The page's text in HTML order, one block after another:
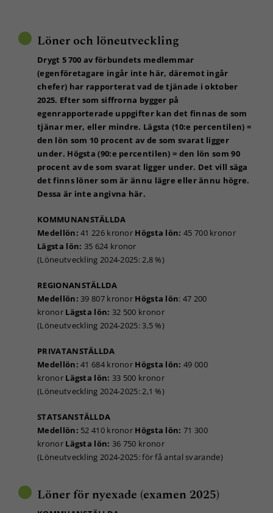
Löner och löneutveckling
Drygt 5 700 av förbundets medlemmar
(egenföretagare ingår inte här, däremot ingår
chefer) har rapporterat vad de tjänade i oktober
2025. Efter som siffrorna bygger på
egenrapporterade uppgifter kan det finnas de som
tjänar mer, eller mindre. Lägsta (10:e percentilen) =
den lön som 10 procent av de som svarat ligger
under. Högsta (90:e percentilen) = den lön som 90
procent av de som svarat ligger under. Det vill säga
det finns löner som är ännu lägre eller ännu högre.
Dessa är inte angivna här.
KOMMUNANSTÄLLDA
Medellön: 41 226 kronor Högsta lön: 45 700 kronor
Lägsta lön: 35 624 kronor
(Löneutveckling 2024-2025: 2,8 %)
REGIONANSTÄLLDA
Medellön: 39 807 kronor Högsta lön: 47 200
kronor Lägsta lön: 32 500 kronor
(Löneutveckling 2024-2025: 3,5 %)
PRIVATANSTÄLLDA
Medellön: 41 684 kronor Högsta lön: 49 000
kronor Lägsta lön: 33 500 kronor
(Löneutveckling 2024-2025: 2,1 %)
STATSANSTÄLLDA
Medellön: 52 410 kronor Högsta lön: 71 300
kronor Lägsta lön: 36 750 kronor
(Löneutveckling 2024-2025: för få antal svarande)
Löner för nyexade (examen 2025)